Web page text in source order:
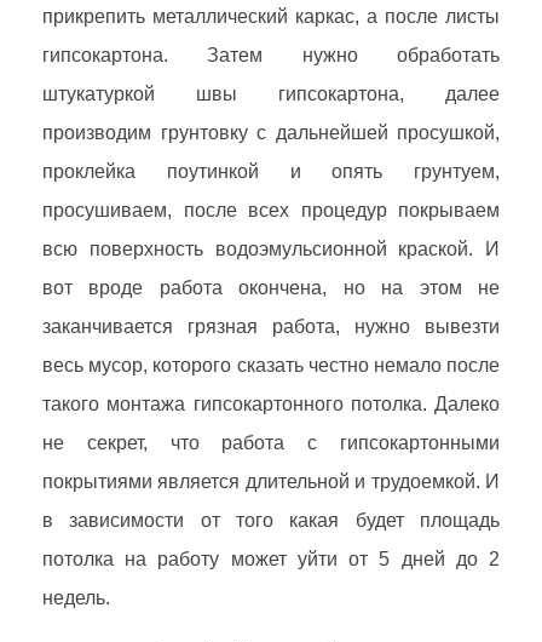
прикрепить металлический каркас, а после листы
гипсокартона. Затем нужно обработать
штукатуркой швы гипсокартона, далее
производим грунтовку с дальнейшей просушкой,
проклейка поутинкой и опять грунтуем,
просушиваем, после всех процедур покрываем
всю поверхность водоэмульсионной краской. И
вот вроде работа окончена, но на этом не
заканчивается грязная работа, нужно вывезти
весь мусор, которого сказать честно немало после
такого монтажа гипсокартонного потолка. Далеко
не секрет, что работа с гипсокартонными
покрытиями является длительной и трудоемкой. И
в зависимости от того какая будет площадь
потолка на работу может уйти от 5 дней до 2
недель.